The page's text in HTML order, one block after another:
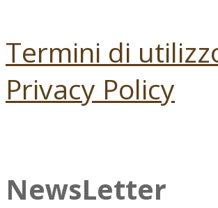
Termini di
Privacy Policy
NewsLetter